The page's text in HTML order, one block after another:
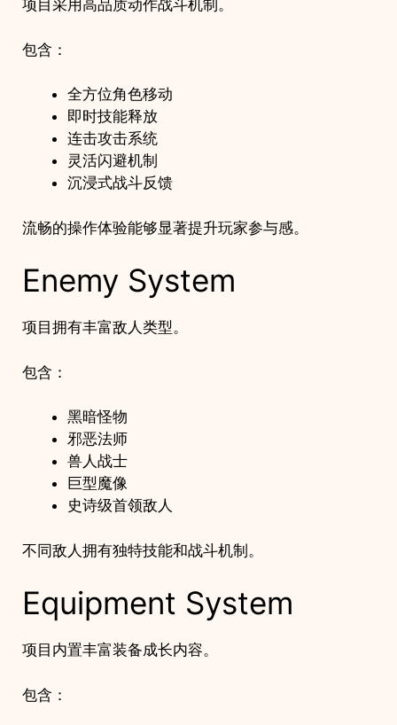
项目采用高品质动作战斗机制。
包含：
全方位角色移动
即时技能释放
连击攻击系统
灵活闪避机制
沉浸式战斗反馈
流畅的操作体验能够显著提升玩家参与感。
Enemy System
项目拥有丰富敌人类型。
包含：
黑暗怪物
邪恶法师
兽人战士
巨型魔像
史诗级首领敌人
不同敌人拥有独特技能和战斗机制。
Equipment System
项目内置丰富装备成长内容。
包含：